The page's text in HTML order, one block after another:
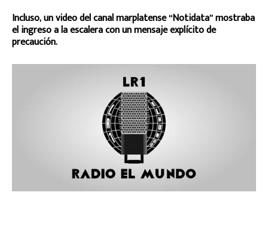
Incluso, un video del canal marplatense “Notidata” mostraba
el ingreso a la escalera con un mensaje explícito de
precaución.